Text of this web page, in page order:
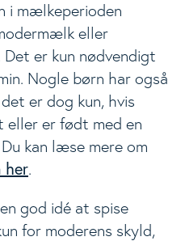
i mælkeperioden
eller
er kun nødvendigt
Nogle børn har også
er dog kun, hvis
er født med en
kan læse mere om
her.
god idé at spise
for moderens skyld,